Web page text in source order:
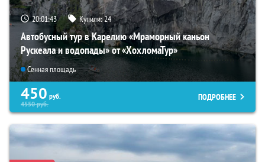
20:01:42 Купили:24
Автобусный тур в Карелию «Мраморный каньон
Рускеала и водопады» от «ХохломаТур»
Сенная площадь
450 руб.
4550руб.
ПОДРОБНЕЕ